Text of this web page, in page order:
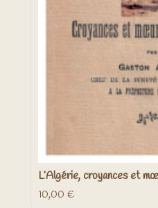
L’Algérie, croyances et
10,00 €